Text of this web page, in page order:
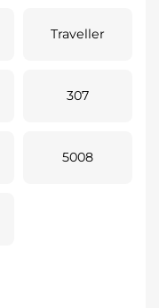
Traveller
307
5008